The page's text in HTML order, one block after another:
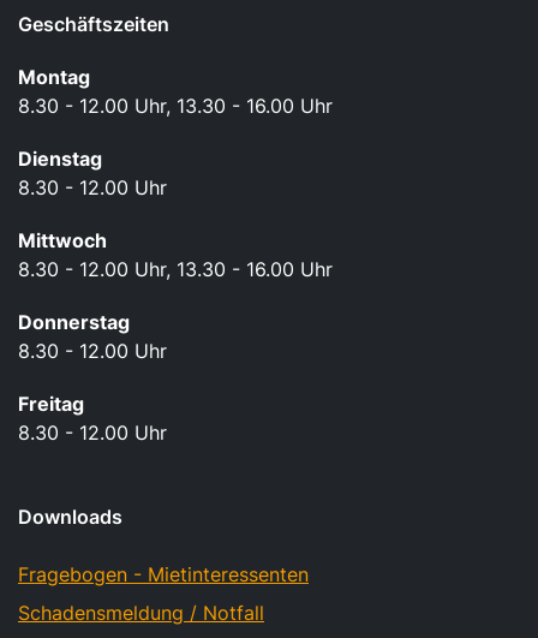
Geschäftszeiten
Montag
8.30 - 12.00 Uhr, 13.30 - 16.00 Uhr
Dienstag
8.30 - 12.00 Uhr
Mittwoch
8.30 - 12.00 Uhr, 13.30 - 16.00 Uhr
Donnerstag
8.30 - 12.00 Uhr
Freitag
8.30 - 12.00 Uhr
Downloads
Fragebogen - Mietinteressenten
Schadensmeldung / Notfall